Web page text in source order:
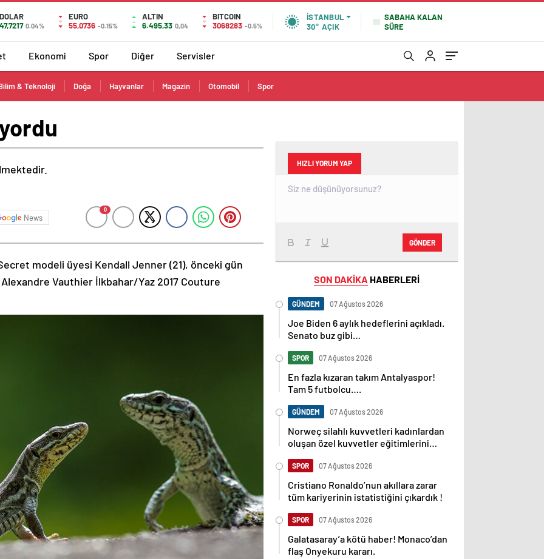
DOLAR
47,7217 0.04%
EURO
55,0736 -0.15%
ALTIN
6.495,33 0,04
BITCOIN
3068283 -0.5%
İSTANBUL
30° AÇIK
SABAHA KALAN
SÜRE
Ekonomi Spor Diğer Servisler
& Teknoloji Doğa Hayvanlar Magazin Otomobil Spor
News
0
modeli üyesi Kendall Jenner (21), önceki gün
Alexandre Vauthier İlkbahar/Yaz 2017 Couture
HIZLI YORUM YAP
GÖNDER
SON DAKİKA HABERLERİ
GÜNDEM 07 Ağustos 2026
Joe Biden 6 aylık hedeflerini açıkladı.
Senato buz gibi…
SPOR 07 Ağustos 2026
En fazla kızaran takım Antalyaspor!
Tam 5 futbolcu….
GÜNDEM 07 Ağustos 2026
Norweç silahlı kuvvetleri kadınlardan
oluşan özel kuvvetler eğitimlerini
SPOR 07 Ağustos 2026
Cristiano Ronaldo’nun akıllara zarar
tüm kariyerinin istatistiğini çıkardık !
SPOR 07 Ağustos 2026
Galatasaray’a kötü haber! Monaco’dan
flaş Onyekuru kararı.